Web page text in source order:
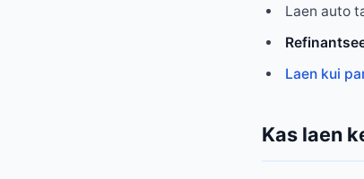
Laen auto
Laen kui
Kas laen